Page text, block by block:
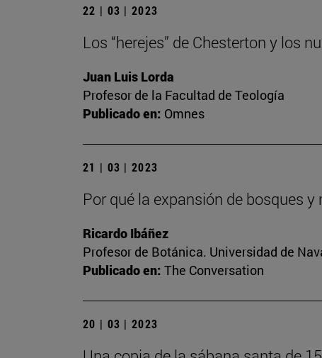
22 | 03 | 2023
Los “herejes” de Chesterton y los
Juan Luis Lorda
Profesor de la Facultad de Teología
Publicado en: Omnes
21 | 03 | 2023
Por qué la expansión de bosques
Ricardo Ibáñez
Profesor de Botánica. Universidad de
Publicado en: The Conversation
20 | 03 | 2023